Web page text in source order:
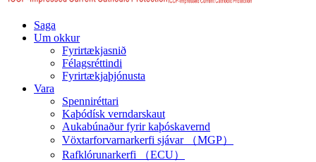
Saga
Um okkur
Fyrirtækjasnið
Félagsréttindi
Fyrirtækjaþjónusta
Vara
Spenniréttari
Kaþódísk verndarskaut
Aukabúnaður fyrir kaþóskavernd
Vöxtarforvarnarkerfi sjávar （MGP）
Rafklórunarkerfi （ECU）